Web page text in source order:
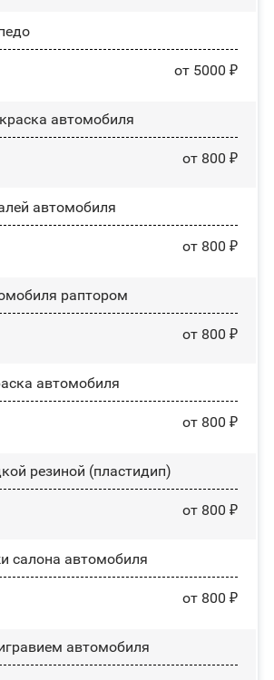
от 5000 ₽
автомобиля
от 800 ₽
автомобиля
от 800 ₽
раптором
от 800 ₽
автомобиля
от 800 ₽
резиной (пластидип)
от 800 ₽
салона автомобиля
от 800 ₽
автомобиля